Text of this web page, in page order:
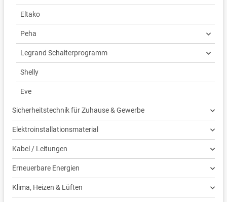
Eltako
Peha
Legrand Schalterprogramm
Shelly
Eve
Sicherheitstechnik für Zuhause & Gewerbe
Elektroinstallationsmaterial
Kabel / Leitungen
Erneuerbare Energien
Klima, Heizen & Lüften